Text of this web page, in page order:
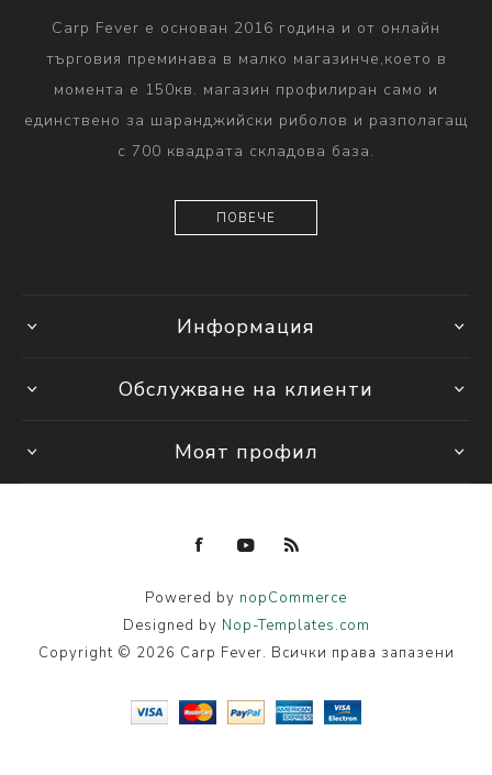
Carp Fever е основан 2016 година и от онлайн
търговия преминава в малко магазинче,което в
момента е 150кв. магазин профилиран само и
единствено за шаранджийски риболов и разполагащ
с 700 квадрата складова база.
ПОВЕЧЕ
Информация
Обслужване на клиенти
Моят профил
Powered by nopCommerce
Designed by Nop-Templates.com
Copyright © 2026 Carp Fever. Всички права запазени